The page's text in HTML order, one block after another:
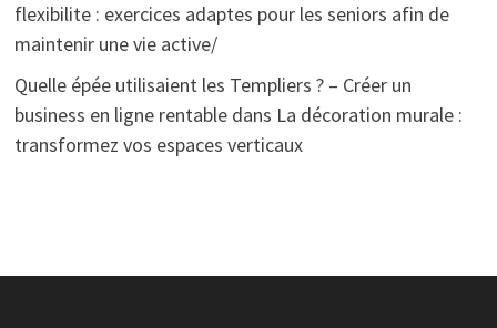
flexibilite : exercices adaptes pour les seniors afin de
maintenir une vie active/
Quelle épée utilisaient les Templiers ? – Créer un
business en ligne rentabledans La décoration murale :
transformez vos espaces verticaux